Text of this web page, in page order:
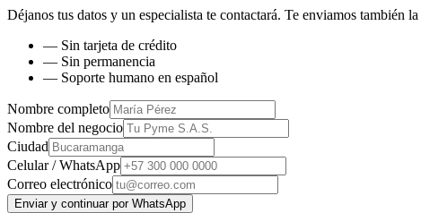
Déjanos tus datos y un especialista te contactará. Te enviamos también la
— Sin tarjeta de crédito
— Sin permanencia
— Soporte humano en español
Nombre completo
Nombre del negocio
Ciudad
Celular / WhatsApp
Correo electrónico
Enviar y continuar por WhatsApp